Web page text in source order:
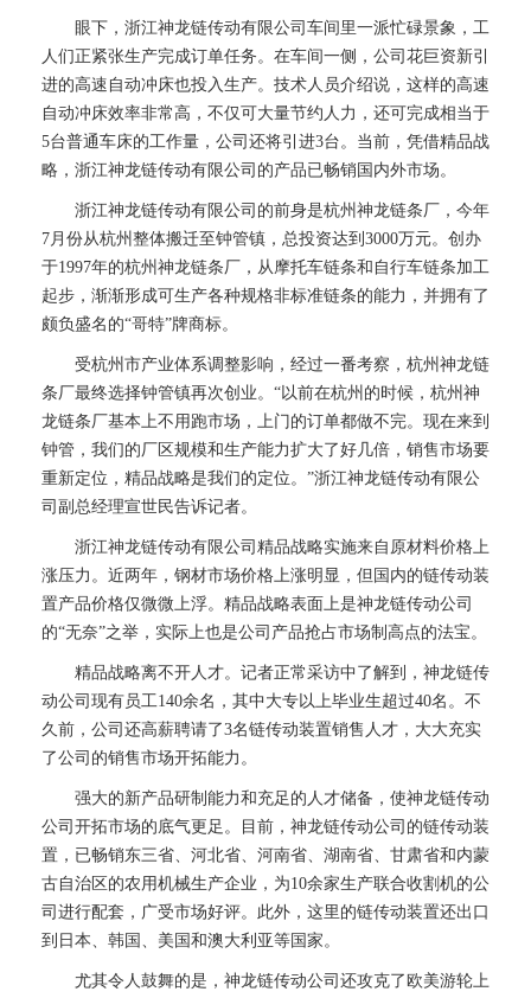
眼下，浙江神龙链传动有限公司车间里一派忙碌景象，工
人们正紧张生产完成订单任务。在车间一侧，公司花巨资新引
进的高速自动冲床也投入生产。技术人员介绍说，这样的高速
自动冲床效率非常高，不仅可大量节约人力，还可完成相当于
5台普通车床的工作量，公司还将引进3台。当前，凭借精品战
略，浙江神龙链传动有限公司的产品已畅销国内外市场。
浙江神龙链传动有限公司的前身是杭州神龙链条厂，今年
7月份从杭州整体搬迁至钟管镇，总投资达到3000万元。创办
于1997年的杭州神龙链条厂，从摩托车链条和自行车链条加工
起步，渐渐形成可生产各种规格非标准链条的能力，并拥有了
颇负盛名的“哥特”牌商标。
受杭州市产业体系调整影响，经过一番考察，杭州神龙链
条厂最终选择钟管镇再次创业。“以前在杭州的时候，杭州神
龙链条厂基本上不用跑市场，上门的订单都做不完。现在来到
钟管，我们的厂区规模和生产能力扩大了好几倍，销售市场要
重新定位，精品战略是我们的定位。”浙江神龙链传动有限公
司副总经理宣世民告诉记者。
浙江神龙链传动有限公司精品战略实施来自原材料价格上
涨压力。近两年，钢材市场价格上涨明显，但国内的链传动装
置产品价格仅微微上浮。精品战略表面上是神龙链传动公司
的“无奈”之举，实际上也是公司产品抢占市场制高点的法宝。
精品战略离不开人才。记者正常采访中了解到，神龙链传
动公司现有员工140余名，其中大专以上毕业生超过40名。不
久前，公司还高薪聘请了3名链传动装置销售人才，大大充实
了公司的销售市场开拓能力。
强大的新产品研制能力和充足的人才储备，使神龙链传动
公司开拓市场的底气更足。目前，神龙链传动公司的链传动装
置，已畅销东三省、河北省、河南省、湖南省、甘肃省和内蒙
古自治区的农用机械生产企业，为10余家生产联合收割机的公
司进行配套，广受市场好评。此外，这里的链传动装置还出口
到日本、韩国、美国和澳大利亚等国家。
尤其令人鼓舞的是，神龙链传动公司还攻克了欧美游轮上